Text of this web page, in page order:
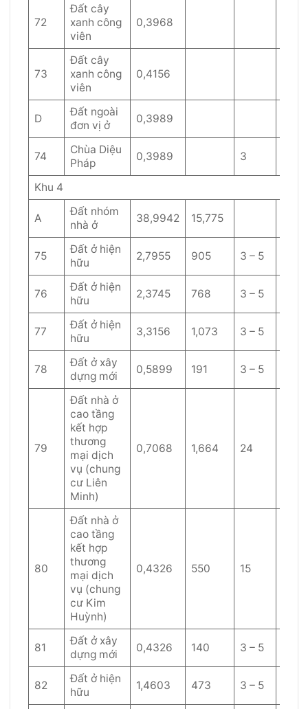
72
Đất cây
xanh công
viên
0,3968
73
Đất cây
xanh công
viên
0,4156
D
Đất ngoài
đơn vị ở
0,3989
74
Chùa Diệu
Pháp
0,3989 3
Khu 4
A
Đất nhóm
nhà ở
38,9942 15,775
75
Đất ở hiện
hữu
2,7955 905 3 – 5
76
Đất ở hiện
hữu
2,3745 768 3 – 5
77
Đất ở hiện
hữu
3,3156 1,073 3 – 5
78
Đất ở xây
dựng mới
0,5899 191 3 – 5
79
Đất nhà ở
cao tầng
kết hợp
thương
mại dịch
vụ (chung
cư Liên
Minh)
0,7068 1,664 24
80
Đất nhà ở
cao tầng
kết hợp
thương
mại dịch
vụ (chung
cư Kim
Huỳnh)
0,4326 550 15
81
Đất ở xây
dựng mới
0,4326 140 3 – 5
82
Đất ở hiện
hữu
1,4603 473 3 – 5